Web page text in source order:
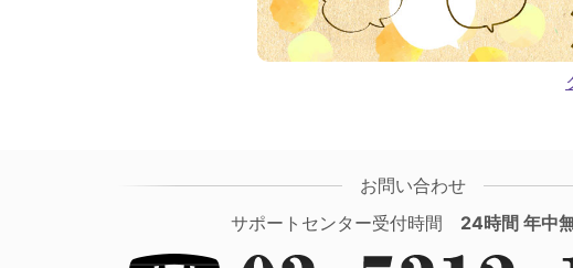
お問い合わせ
サポートセンター受付時間 24時間 年中